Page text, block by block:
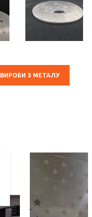
ВИРОБИ З МЕТАЛУ